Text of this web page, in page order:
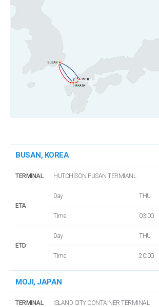
BUSAN, KOREA
TERMINAL HUTCHISON PUSAN TERMIANL
ETA
Day THU
Time 03:00
ETD
Day THU
Time 20:00
MOJI, JAPAN
TERMINAL ISLAND CITY CONTAINER TERMINAL